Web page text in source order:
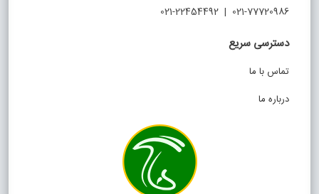
021-77720986 | 021-22454492
دسترسی سریع
تماس با ما
درباره ما